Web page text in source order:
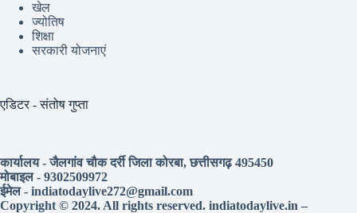
खेल
ज्योतिष
शिक्षा
सरकारी योजनाएं
एडिटर - संतोष गुप्ता
कार्यालय - जैलगांव चौक दर्री जिला कोरबा, छत्तीसगढ़ 495450
मोबाइल - 9302509972
ईमेल - indiatodaylive272@gmail.com
Copyright © 2024. All rights reserved. indiatodaylive.in –